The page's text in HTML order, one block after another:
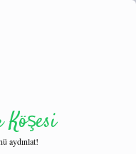
aydınlat!